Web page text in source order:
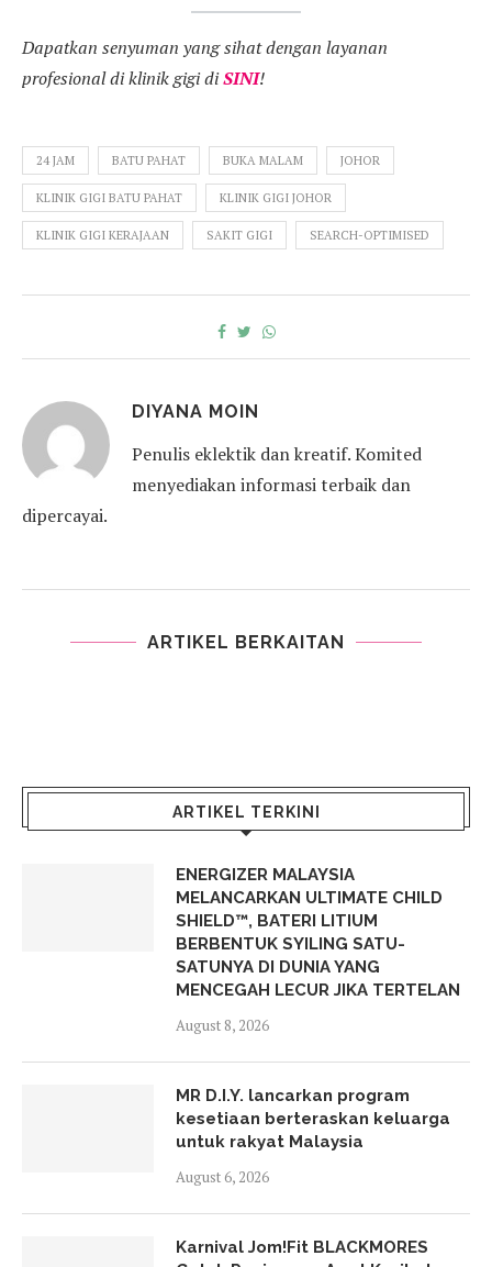
Dapatkan senyuman yang sihat dengan layanan
profesional di klinik gigi diSINI!
24 JAM BATU PAHAT BUKA MALAM JOHOR
KLINIK GIGI BATU PAHAT KLINIK GIGI JOHOR
KLINIK GIGI KERAJAAN SAKIT GIGI SEARCH-OPTIMISED
DIYANA MOIN
Penulis eklektik dan kreatif. Komited
menyediakan informasi terbaik dan
dipercayai.
ARTIKEL BERKAITAN
ARTIKEL TERKINI
ENERGIZER MALAYSIA
MELANCARKAN ULTIMATE CHILD
SHIELD™, BATERI LITIUM
BERBENTUK SYILING SATU-
SATUNYA DI DUNIA YANG
MENCEGAH LECUR JIKA TERTELAN
August 8, 2026
MR D.I.Y. lancarkan program
kesetiaan berteraskan keluarga
untuk rakyat Malaysia
August 6, 2026
Karnival Jom!Fit BLACKMORES